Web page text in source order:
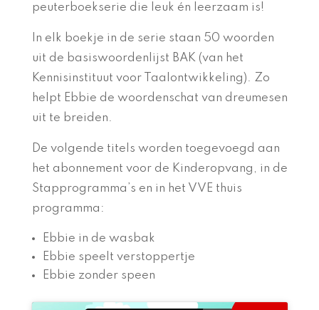
peuterboekserie die leuk én leerzaam is!
In elk boekje in de serie staan 50 woorden
uit de basiswoordenlijst BAK (van het
Kennisinstituut voor Taalontwikkeling). Zo
helpt Ebbie de woordenschat van dreumesen
uit te breiden.
De volgende titels worden toegevoegd aan
het abonnement voor de Kinderopvang, in de
Stapprogramma’s en in het VVE thuis
programma:
Ebbie in de wasbak
Ebbie speelt verstoppertje
Ebbie zonder speen